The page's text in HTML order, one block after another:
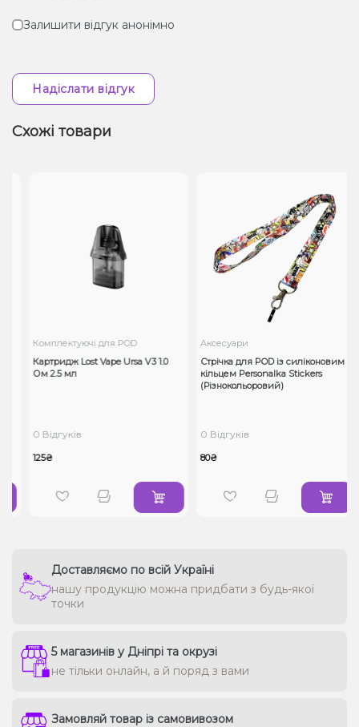
Залишити відгук анонімно
Надіслати відгук
Схожі товари
Комплектуючі для POD
Картридж Lost Vape Ursa V3 1.0
Ом 2.5 мл
0 Відгуків
125₴
Аксесуари
Стрічка для POD із силіконовим
кільцем Personalka Stickers
(Різнокольоровий)
0 Відгуків
80₴
Доставляємо по всій Україні
нашу продукцію можна придбати з будь-якої
точки
5 магазинів у Дніпрі та окрузі
не тільки онлайн, а й поряд з вами
Замовляй товар із самовивозом